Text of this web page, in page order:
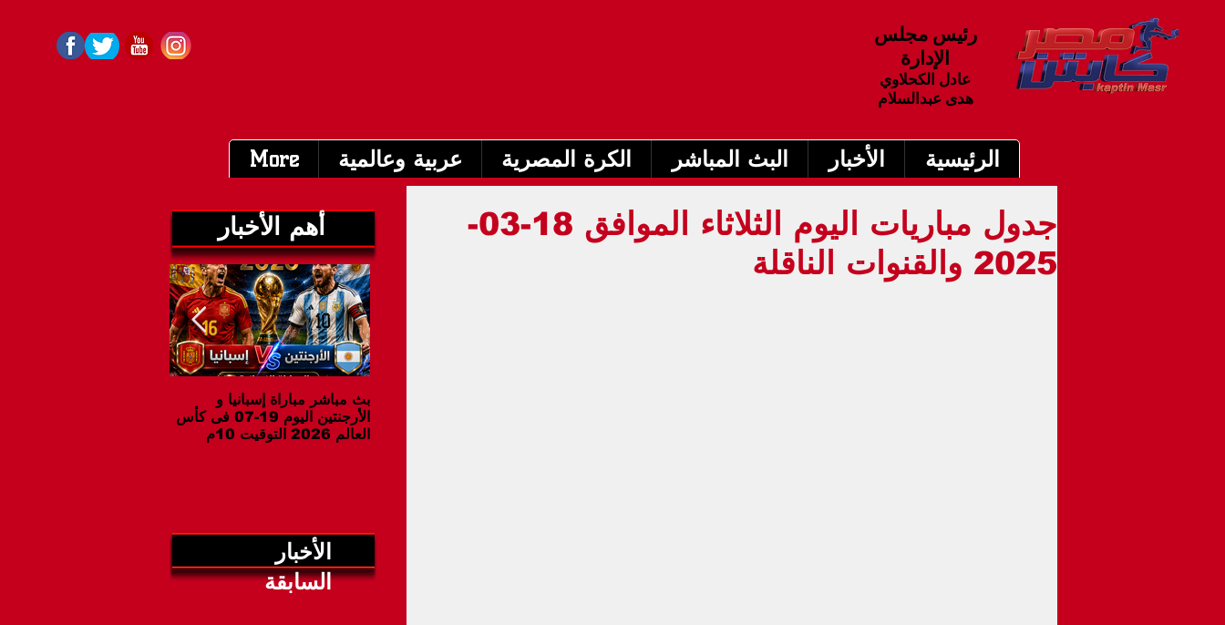
رئيس مجلس
الإدارة
عادل الكحلاوي
هدى عبدالسلام
الرئيسية الأخبار البث المباشر الكرة المصرية عربية وعالمية More
أهم الأخبار
بث مباشر مباراة إسبانيا و
الأرجنتين اليوم 19-07 فى كأس
العالم 2026 التوقيت 10م
الأخبار
السابقة
جدول مباريات اليوم الثلاثاء الموافق 18-03-
2025 والقنوات الناقلة